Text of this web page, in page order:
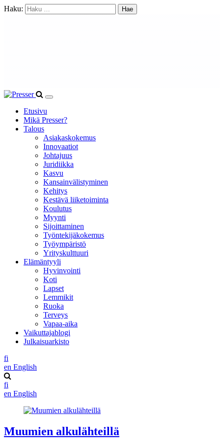
Haku:
Etusivu
Mikä Presser?
Talous
Asiakaskokemus
Innovaatiot
Johtajuus
Juridiikka
Kasvu
Kansainvälistyminen
Kehitys
Kestävä liiketoiminta
Koulutus
Myynti
Sijoittaminen
Työntekijäkokemus
Työympäristö
Yrityskulttuuri
Elämäntyyli
Hyvinvointi
Koti
Lapset
Lemmikit
Ruoka
Terveys
Vapaa-aika
Vaikuttajablogi
Julkaisuarkisto
fi
en English
fi
en English
Muumien alkulähteillä